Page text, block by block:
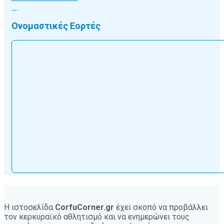
Ονομαστικές Εορτές
Η ιστοσελίδα CorfuCorner.gr έχει σκοπό να προβάλλει
τον κερκυραϊκό αθλητισμό και να ενημερώνει τους